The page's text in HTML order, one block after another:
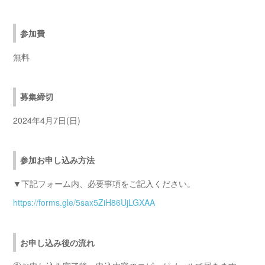
参加費
無料
募集締切
2024年4月7日(日)
参加お申し込み方法
▼下記フォーム内、必要事項をご記入ください。
https://forms.gle/5sax5ZiH86UjLGXAA
お申し込み後の流れ